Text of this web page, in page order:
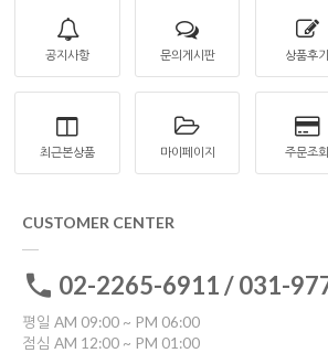
공지사항 문의게시판 상품후기
최근본상품 마이페이지 주문조회
CUSTOMER CENTER
02-2265-6911 / 031-
평일 AM 09:00 ~ PM 06:00
점심 AM 12:00 ~ PM 01:00